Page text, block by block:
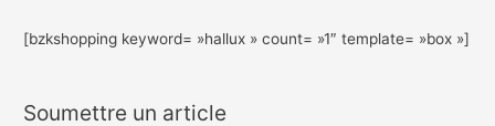
[bzkshopping keyword= »hallux » count= »1″ template= »box »]
Soumettre un article